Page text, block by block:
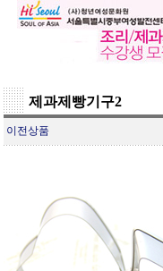
제과제빵기구2
이전상품